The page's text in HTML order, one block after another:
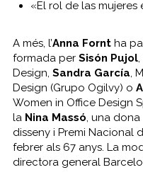
«El rol de las
A més, l’Anna Forntha
formada per Sisón Pujol
Design, Sandra García,
Design (Grupo Ogilvy) o
Women in Office Design
la Nina Massó, una
disseny i Premi Nacional
febrer als 67 anys. La
directora general